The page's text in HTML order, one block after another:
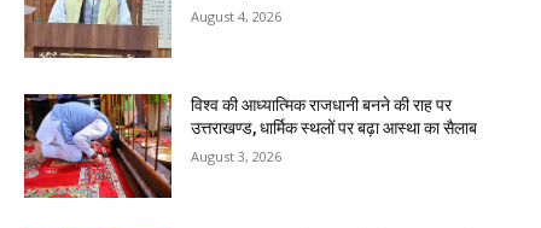
August 4, 2026
विश्व की आध्यात्मिक राजधानी बनने की राह पर
उत्तराखण्ड, धार्मिक स्थलों पर बढ़ा आस्था का सैलाब
August 3, 2026